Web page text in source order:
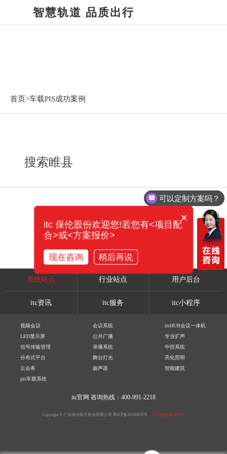
智慧轨道 品质出行
首页>车载PIS成功案例
搜索睢县
系统站点 行业站点 用户后台
itc资讯 itc服务 itc小程序
视频会议 会议系统
itcHUB会议一体机
LED显示屏
公共广播
专业扩声
信号传输管理
录播系统
中控系统
分布式平台
舞台灯光
亮化照明
云会务
扬声器
智能建筑
pis车载系统
itc官网 咨询热线：400-991-2218
Copyright © 广东保伦电子股份有限公司 粤ICP备16106620号 产品参数解释声明
可以定制方案吗？
×
itc 保伦股份欢迎您!若您有<项目配
合>或<方案报价>
现在咨询 稍后再说